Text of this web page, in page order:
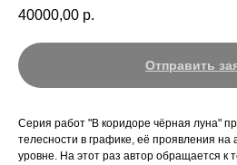
40000,00 р.
Отправить
Серия работ "В коридоре чёрная луна"
телесности в графике, её проявления на
уровне. На этот раз автор обращается к